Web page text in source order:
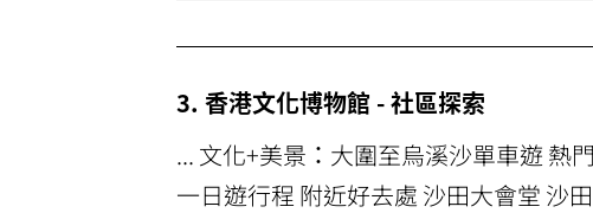
3. 香港文化博物館 - 社區探索
... 文化+美景：大圍至烏溪沙單車遊 熱
一日遊行程 附近好去處 沙田大會堂 沙